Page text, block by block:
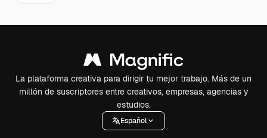
La plataforma creativa para dirigir tu mejor trabajo. Más de un
millón de suscriptores entre creativos, empresas, agencias y
estudios.
Español